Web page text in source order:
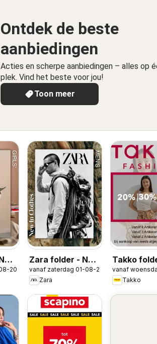
Ontdek de beste
aanbiedingen
Acties en scherpe aanbiedingen – alles op
plek. Vind het beste voor jou!
Toon meer
2026
Zara folder - New
in Men
vanaf zaterdag 01-08-2026
Zara
Takko
vanaf
Takko